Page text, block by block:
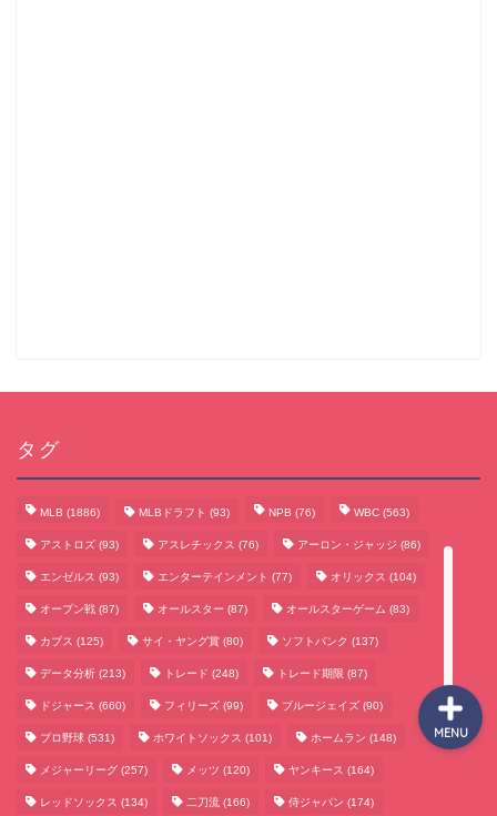
タグ
MLB (1886) MLBドラフト (93) NPB (76) WBC (563)
アストロズ (93) アスレチックス (76) アーロン・ジャッジ (86)
エンゼルス (93) エンターテインメント (77) オリックス (104)
オープン戦 (87) オールスター (87) オールスターゲーム (83)
カブス (125) サイ・ヤング賞 (80) ソフトバンク (137)
データ分析 (213) トレード (248) トレード期限 (87)
ドジャース (660) フィリーズ (99) ブルージェイズ (90)
プロ野球 (531) ホワイトソックス (101) ホームラン (148)
メジャーリーグ (257) メッツ (120) ヤンキース (164)
レッドソックス (134) 二刀流 (166) 侍ジャパン (174)
MENU
サッカーまとめ
テクノロジーまとめ
ビジネス・経済まとめ